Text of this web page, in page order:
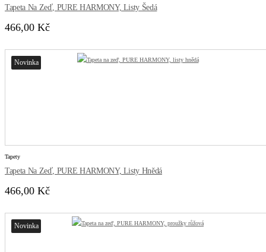
Tapeta Na Zeď, PURE HARMONY, Listy Šedá
466,00 Kč
Novinka
Tapety
Tapeta Na Zeď, PURE HARMONY, Listy Hnědá
466,00 Kč
Novinka